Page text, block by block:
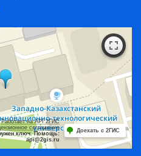
Работает на API 2ГИС
соглашение
ключ. Помощь:
api@2gis.ru
Доехать с 2ГИС